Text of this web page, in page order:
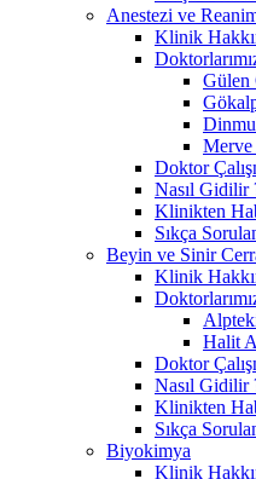
Anestezi ve
Klinik
Gülen
Doktor
Nasıl Gidilir
Klinikten
Sıkça
Beyin ve Sinir
Klinik
Halit
Doktor
Nasıl Gidilir
Klinikten
Sıkça
Biyokimya
Klinik